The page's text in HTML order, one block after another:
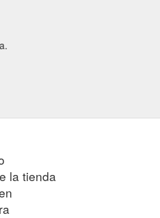
la tienda